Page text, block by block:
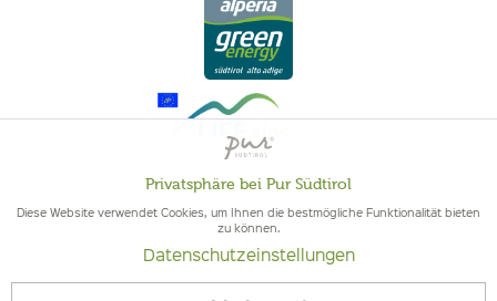
QUALITÄT AUS SÜDTIROL - SÜDTIROLER HERKUNFT & GEPRÜFTE
QUALITÄT
Aktiv
Inaktiv
Privatsphäre bei Pur Südtirol
Diese Website verwendet Cookies, um Ihnen die bestmögliche Funktionalität bieten
zu können.
Datenschutzeinstellungen